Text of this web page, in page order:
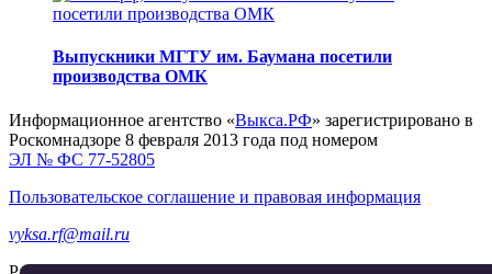
Выпускники МГТУ им. Баумана посетили
производства ОМК
Информационное агентство «Выкса.РФ» зарегистрировано в
Роскомнадзоре 8 февраля 2013 года под номером
ЭЛ № ФС 77-52805
Пользовательское соглашение и правовая информация
vyksa.rf@mail.ru